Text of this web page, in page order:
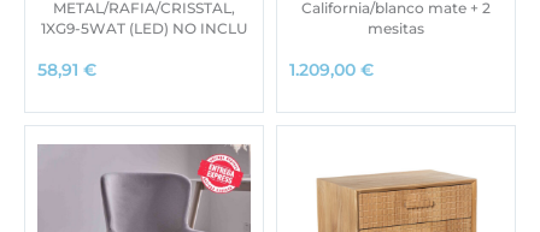
METAL/RAFIA/CRISSTAL,
1XG9-5WAT (LED) NO INCLU
58,91 €
California/blanco mate + 2
mesitas
1.209,00 €